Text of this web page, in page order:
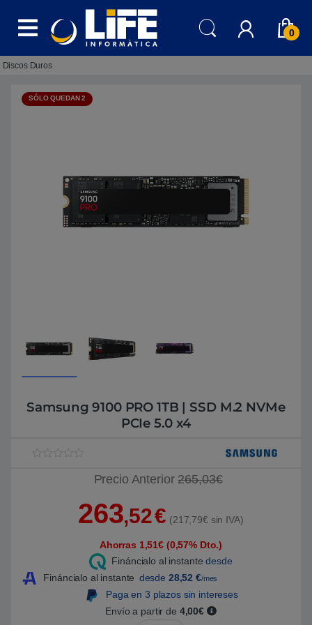
0
Discos Duros
SÓLO QUEDAN 2
Samsung 9100 PRO 1TB | SSD M.2 NVMe
PCIe 5.0 x4
0
s
Precio Anterior265,03€
263,52€ (217,79€ sin IVA)
Ahorras 1,51€ (0,57% Dto.)
Fináncialo al instante desde
Fináncialo al instante desde 28,52 €/mes
Paga en 3 plazos sin intereses
Envío a partir de 4,00€